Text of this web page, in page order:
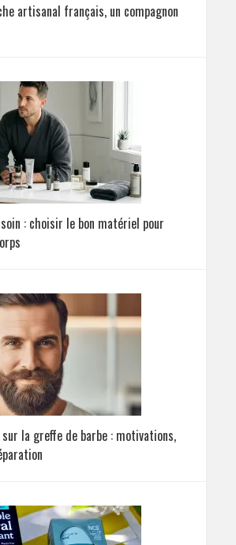
artisanal français, un compagnon
: choisir le bon matériel pour
la greffe de barbe : motivations,